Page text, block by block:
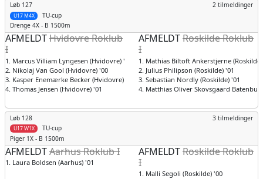
Løb 127
TU-cup
2 tilmeldinger
U17 M4X
Drenge 4X - B 1500m
AFMELDTHvidovre Roklub
I
1. Marcus Villiam Lyngesen (Hvidovre) '00
2. Nikolaj Van Gool (Hvidovre) '00
3. Kasper Enemærke Becker (Hvidovre) '01
4. Thomas Jensen (Hvidovre) '01
AFMELDTRoskilde Roklub
I
1. Mathias Biltoft Ankerstjerne
2. Julius Philipson (Roskilde) '01
3. Sebastian Nordly (Roskilde) '01
4. Matthias Oliver Skovsgaard
Løb 128
TU-cup
3 tilmeldinger
U17 W1X
Piger 1X - B 1500m
AFMELDTAarhus Roklub I
1. Laura Boldsen (Aarhus) '01
AFMELDTRoskilde Roklub
I
1. Malli Segoli (Roskilde) '00